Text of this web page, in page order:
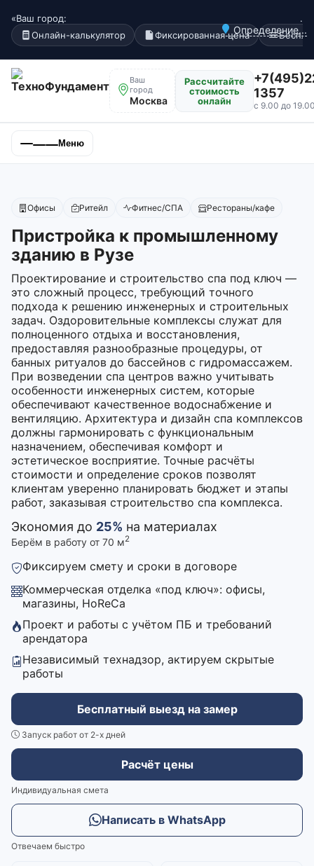
«Ваш город:
Определение...
.
Онлайн-калькулятор
Фиксированная цена
Ваш
город
Москва
Рассчитайте
стоимость
онлайн
1357
с 9.00 до
Меню
Офисы Ритейл Фитнес/СПА Рестораны/кафе
Пристройка к промышленному
зданию в Рузе
Проектирование и строительство спа под ключ —
это сложный процесс, требующий точного
подхода к решению инженерных и строительных
задач. Оздоровительные комплексы служат для
полноценного отдыха и восстановления,
предоставляя разнообразные процедуры, от
банных ритуалов до бассейнов с гидромассажем.
При возведении спа центров важно учитывать
особенности инженерных систем, которые
обеспечивают качественное водоснабжение и
вентиляцию. Архитектура и дизайн спа комплексов
должны гармонировать с функциональным
назначением, обеспечивая комфорт и
эстетическое восприятие. Точные расчёты
стоимости и определение сроков позволят
клиентам уверенно планировать бюджет и этапы
работ, заказывая строительство спа комплекса.
Экономия до 25% на материалах
Берём в работу от 70 м2
Фиксируем смету и сроки в договоре
Коммерческая отделка «под ключ»: офисы,
магазины, HoReCa
Проект и работы с учётом ПБ и требований
арендатора
Независимый технадзор, актируем скрытые
работы
Бесплатный выезд на замер
Запуск работ от 2-х дней
Расчёт цены
Индивидуальная смета
Написать в WhatsApp
Отвечаем быстро